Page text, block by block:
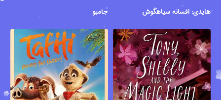
هایدی: افسانه سیاهگوش جامبو